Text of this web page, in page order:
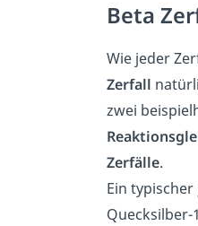
Beta
Wie jeder
Zerfall
zwei
Zerfälle.
Ein typischer
Quecksilber-